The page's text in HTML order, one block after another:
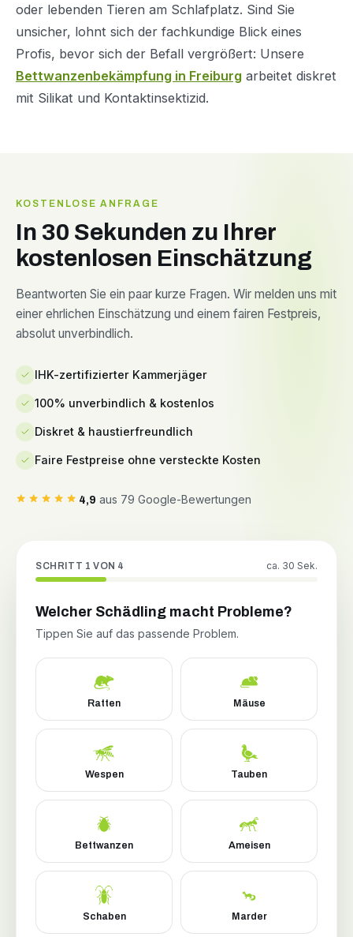
oder lebenden Tieren am Schlafplatz. Sind Sie
unsicher, lohnt sich der fachkundige Blick eines
Profis, bevor sich der Befall vergrößert: Unsere
Bettwanzenbekämpfung in Freiburg arbeitet diskret
mit Silikat und Kontaktinsektizid.
KOSTENLOSE ANFRAGE
In 30 Sekunden zu Ihrer
kostenlosen Einschätzung
Beantworten Sie ein paar kurze Fragen. Wir melden uns mit
einer ehrlichen Einschätzung und einem fairen Festpreis,
absolut unverbindlich.
IHK-zertifizierter Kammerjäger
100% unverbindlich & kostenlos
Diskret & haustierfreundlich
Faire Festpreise ohne versteckte Kosten
4,9 aus 79 Google-Bewertungen
SCHRITT 1 VON 4 ca. 30 Sek.
Welcher Schädling macht Probleme?
Tippen Sie auf das passende Problem.
Ratten Mäuse
Wespen Tauben
Bettwanzen Ameisen
Schaben Marder